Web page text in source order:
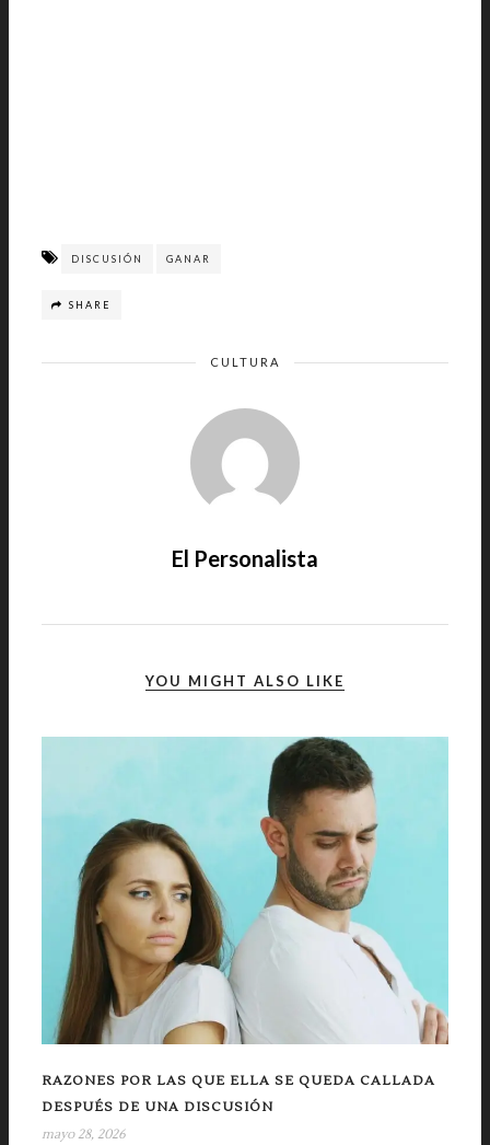
DISCUSIÓN GANAR
SHARE
CULTURA
El Personalista
YOU MIGHT ALSO LIKE
RAZONES POR LAS QUE ELLA SE QUEDA CALLADA
DESPUÉS DE UNA DISCUSIÓN
mayo 28, 2026